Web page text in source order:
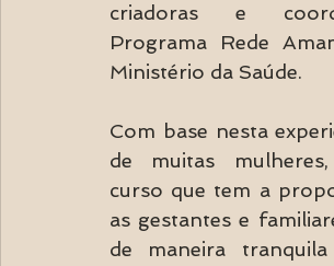
criadoras e
Programa Rede
Ministério da Saúde.
Com base nesta
de muitas
curso que tem a
as gestantes e
de maneira